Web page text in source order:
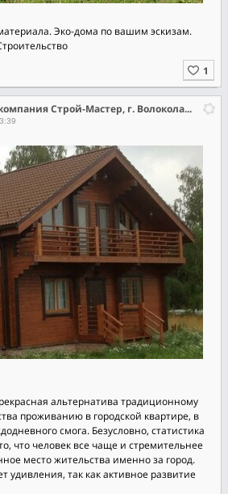
Эко-дома по вашим эскизам.
Строительная компания Строй-Мастер, г. Волоколамск
альтернатива традиционному
проживанию в городской квартире, в
смога. Безусловно, статистика
что человек все чаще и стремительнее
место жительства именно за город.
удивления, так как активное развитие